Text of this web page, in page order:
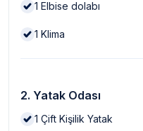
1 Elbise dolabı
1 Klima
2. Yatak Odası
1 Çift Kişilik Yatak